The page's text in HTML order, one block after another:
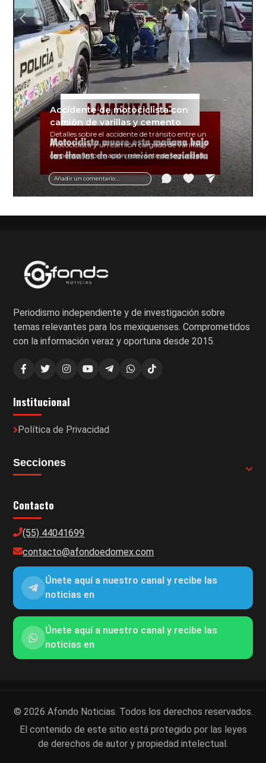
Añadir un comentario ...
Accidente de motociclista con
camión de varillas y cemento
Detalles sobre el accidente de tránsito entre un
motociclista y un camión cargado de varillas y
cemento. Información relevante de seguridad
vial y recomendaciones para motociclistas.
Periodismo independiente y de investigación sobre
temas relevantes para los mexiquenses. Comprometidos
con la información veraz y oportuna desde 2015.
Institucional
Política de Privacidad
Secciones
Contacto
(55) 44041699
contacto@afondoedomex.com
Únete aquí a nuestro canal y recibe las
noticias en
Únete aquí a nuestro canal y recibe las
noticias en
© 2026 Afondo Noticias. Todos los derechos reservados.
El contenido de este sitio está protegido por las leyes
de derechos de autor y propiedad intelectual.